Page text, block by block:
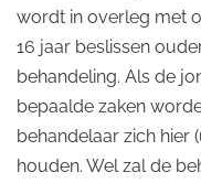
wordt in overleg met
16 jaar beslissen
behandeling. Als de
bepaalde zaken
behandelaar zich hier
houden. Wel zal de